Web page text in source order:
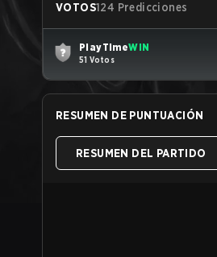
VOTOS124 Predicciones
PlayTimeWIN
51 Votos
RESUMEN DE PUNTUACIÓN
RESUMEN DEL PARTIDO